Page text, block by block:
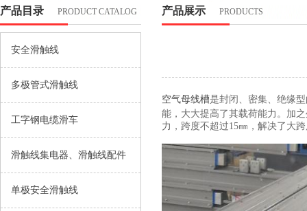
产品目录 PRODUCT CATALOG
安全滑触线
多极管式滑触线
工字钢电缆滑车
滑触线集电器、滑触线配件
单极安全滑触线
产品展示 PRODUCTS
空气母线槽是封闭、密集、绝缘
能，大大提高了其载荷能力。加
力，跨度不超过15㎜，解决了大